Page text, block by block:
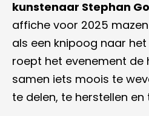
kunstenaar Stephan
affiche voor 2025
als een knipoog naar
roept het evenement de
samen iets moois te
te delen, te herstellen en